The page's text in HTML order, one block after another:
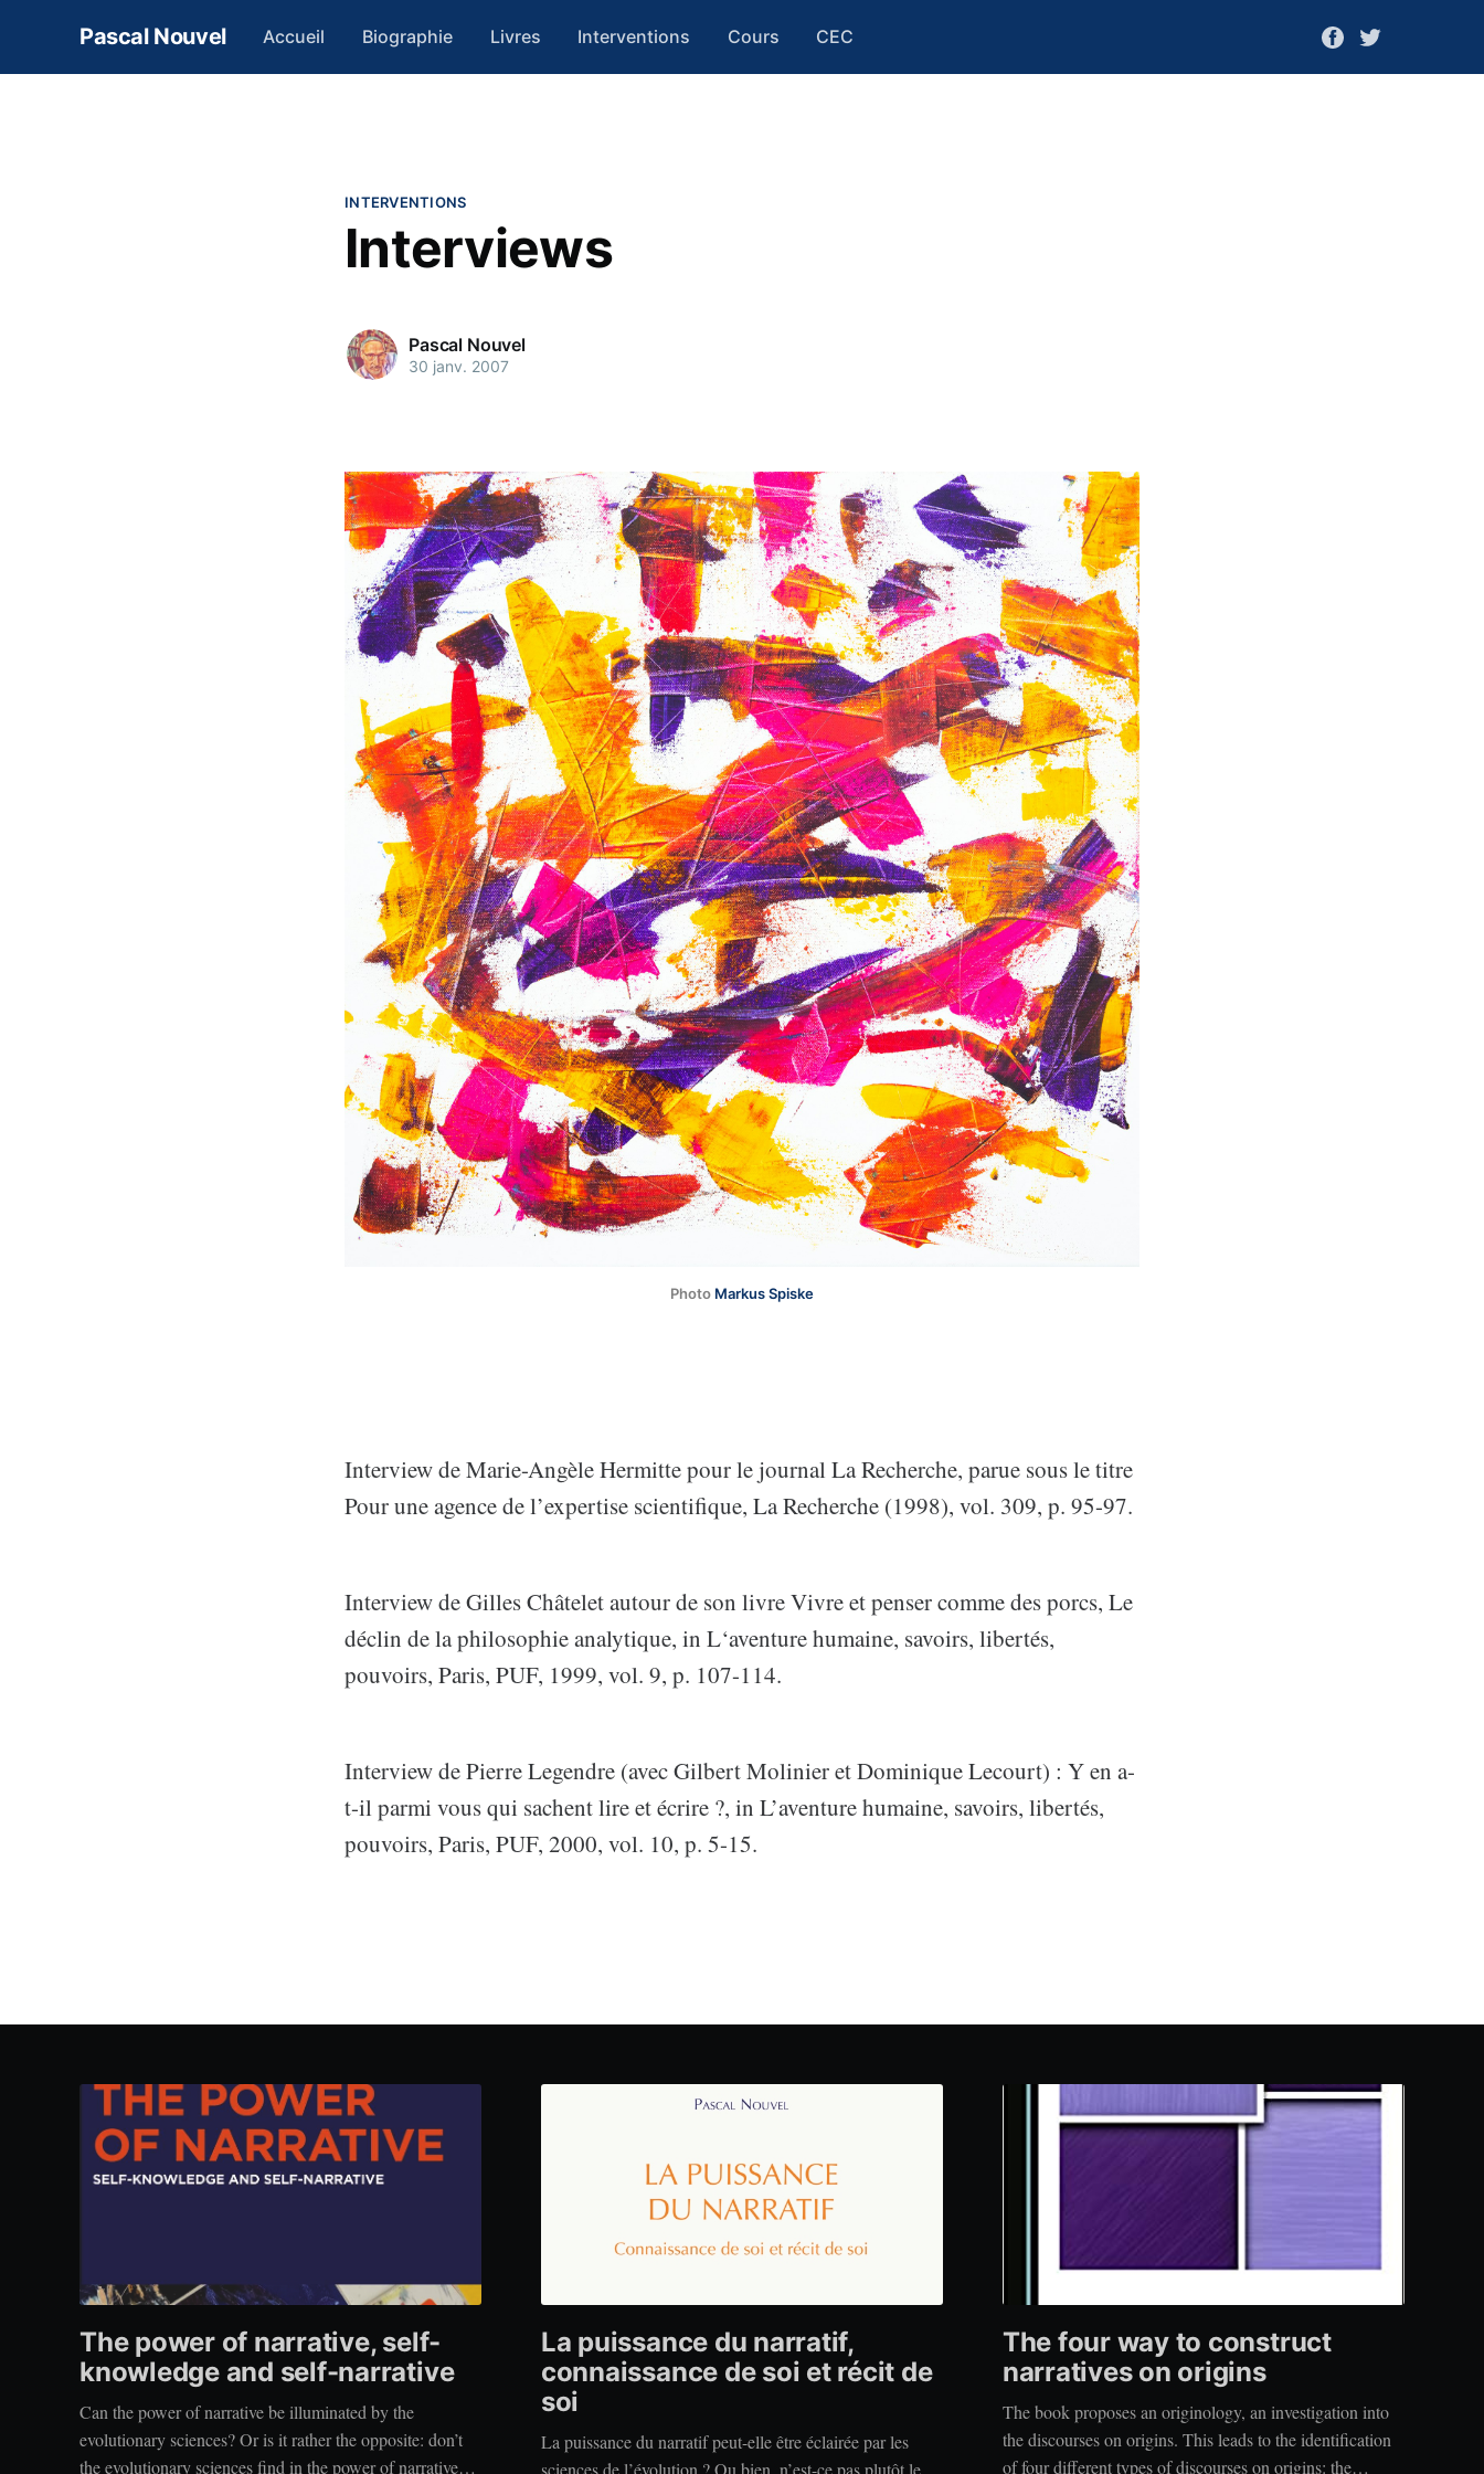
Pascal Nouvel Accueil Biographie Livres Interventions Cours CEC
INTERVENTIONS
Interviews
Pascal Nouvel
30 janv. 2007
Photo Markus Spiske
Interview de Marie-Angèle Hermitte pour le journal La Recherche, parue sous le titre
Pour une agence de l’expertise scientifique, La Recherche (1998), vol. 309, p. 95-97.
Interview de Gilles Châtelet autour de son livre Vivre et penser comme des porcs, Le
déclin de la philosophie analytique, in L‘aventure humaine, savoirs, libertés,
pouvoirs, Paris, PUF, 1999, vol. 9, p. 107-114.
Interview de Pierre Legendre (avec Gilbert Molinier et Dominique Lecourt) : Y en a-
t-il parmi vous qui sachent lire et écrire ?, in L’aventure humaine, savoirs, libertés,
pouvoirs, Paris, PUF, 2000, vol. 10, p. 5-15.
The power of narrative, self-
knowledge and self-narrative
Can the power of narrative be illuminated by the
evolutionary sciences? Or is it rather the opposite: don’t
the evolutionary sciences find in the power of narrative
La puissance du narratif,
connaissance de soi et récit de
soi
La puissance du narratif peut-elle être éclairée par les
sciences de l’évolution ? Ou bien, n’est-ce pas plutôt le
The four way to construct
narratives on origins
The book proposes an originology, an investigation into
the discourses on origins. This leads to the identification
of four different types of discourses on origins: the